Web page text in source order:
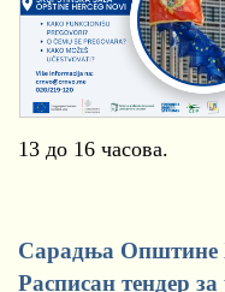
13 до 16 часова.
Сарадња
Расписан тендер